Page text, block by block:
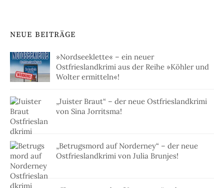
NEUE BEITRÄGE
»Nordseeklette« – ein neuer
Ostfrieslandkrimi aus der Reihe »Köhler und
Wolter ermitteln«!
„Juister Braut“ – der neue Ostfrieslandkrimi
von Sina Jorritsma!
„Betrugsmord auf Norderney“ – der neue
Ostfrieslandkrimi von Julia Brunjes!